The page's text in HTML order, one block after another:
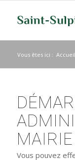
Vous êtes ici : Accueil
MAIRIE
Vous pouvez